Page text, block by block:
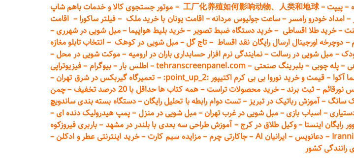
–پیپت–
工厂化养殖如何影响动物、人类和地球
– موتور جستجوی کالا و خدمات باهم شاپ
–امداد خودرورامسر –ساعت جولیوس مردانه–اقامت یونان با خرید ملک –فیلتر ساکورا – اقامت
–خرید طلا اقساطی –خرید دستگاه ضبط تصویر –خرید بلیط هواپیما –مبل شویی در شهرری–
– دوچرخه اورجینال ارسال رایگان نقد اقساط – تاج گل–مبل شویی در کوهک– انتخاب تابلو مغازه
– مبل شویی در رسالت –نمایندگی نرم افزار حسابداری باران در ارومیه –موکت شویی در محل–
–پله چوبی –بلبرینگ صنعتی –
tehranscreenpanel.com
–اطلس بار –بیوگرام –فیزیوتراپی
آکوا –قیمت و خرید نوروا بی بی کرم اکتیپور :point_up_2: – تعمیرگاه گیربکس در شرق تهران–
نورقائم –ثبت برند–خرید محصولات تراست –همه کتاب ها حداقل با 20 درصد تخفیف –چمن
سانگ –آموزشرباتیک در تبریز –تست دوام رابطه با تحلیل رایگان–دستگاه بسته‌ بندی ساندویچ
–اسباب بازی–مبل شویی در غرب تهران–مبل شویی در منزل –پمپ هیدرولیک دنده ای–
رایگان اینستا –وکیل طلاق در کرج –آموزش طراحی سه بعدی با بلندر در مشهد –باربری فیروزکوه
– دعانویس–ایرانیان AI –جاکارتی چرم –مزایده سیم کارت–خرید اینترنتی عطر و ادکلن–
رانندگی کشور